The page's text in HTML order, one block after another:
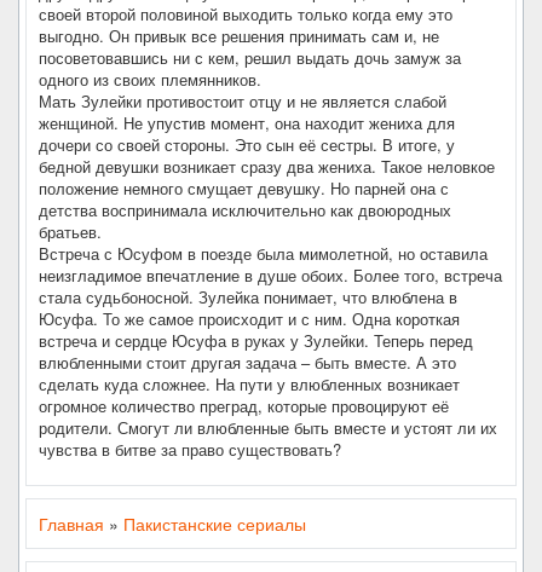
своей второй половиной выходить только когда ему это
выгодно. Он привык все решения принимать сам и, не
посоветовавшись ни с кем, решил выдать дочь замуж за
одного из своих племянников.
Мать Зулейки противостоит отцу и не является слабой
женщиной. Не упустив момент, она находит жениха для
дочери со своей стороны. Это сын её сестры. В итоге, у
бедной девушки возникает сразу два жениха. Такое неловкое
положение немного смущает девушку. Но парней она с
детства воспринимала исключительно как двоюродных
братьев.
Встреча с Юсуфом в поезде была мимолетной, но оставила
неизгладимое впечатление в душе обоих. Более того, встреча
стала судьбоносной. Зулейка понимает, что влюблена в
Юсуфа. То же самое происходит и с ним. Одна короткая
встреча и сердце Юсуфа в руках у Зулейки. Теперь перед
влюбленными стоит другая задача – быть вместе. А это
сделать куда сложнее. На пути у влюбленных возникает
огромное количество преград, которые провоцируют её
родители. Смогут ли влюбленные быть вместе и устоят ли их
чувства в битве за право существовать?
Главная » Пакистанские сериалы